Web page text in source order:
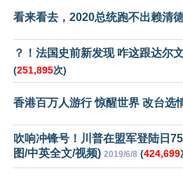
看来看去，2020总统跑不出赖清
？！法国史前新发现 咋这跟达尔
(251,895次)
香港百万人游行 惊醒世界 改台选
吹响冲锋号！川普在盟军登陆日
图/中英全文/视频) 2019/6/8 (424,699